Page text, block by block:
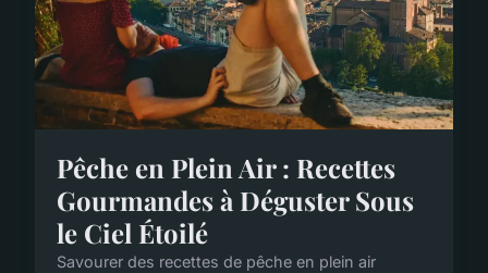
Pêche en Plein Air : Recettes
Gourmandes à Déguster Sous
le Ciel Étoilé
Savourer des recettes de pêche en plein air